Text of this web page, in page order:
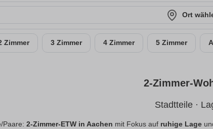
Ort
Zimmer 3 Zimmer 4 Zimmer 5 Zimmer
2-Zimmer-
Stadtteile ·
Paare: 2-Zimmer-ETW in Aachen mit Fokus auf ruhige Lage